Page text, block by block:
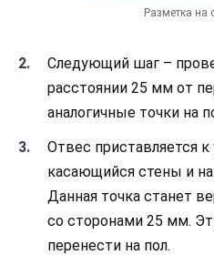
Разметка на
Следующий шаг –
расстоянии 25 мм от
аналогичные точки на
Отвес приставляется к
касающийся стены и
Данная точка станет
со сторонами 25 мм.
перенести на пол.